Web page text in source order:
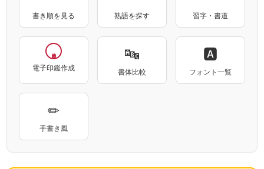
書き順を見る 熟語を探す 習字・書道
電子印鑑作成
🔤
書体比較
🅰
フォント一覧
✏
手書き風